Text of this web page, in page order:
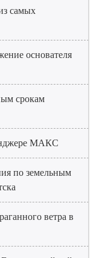
самых
основателя
срокам
МАКС
по земельным
ветра в